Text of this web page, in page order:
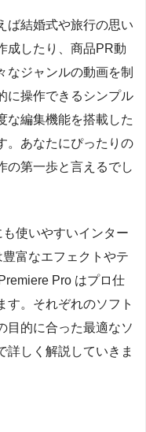
ば結婚式や旅行の思い
成したり、商品PR動
なジャンルの動画を制
に操作できるシンプル
な編集機能を搭載した
。あなたにぴったりの
の第一歩と言えるでし
使いやすいインター
富なエフェクトやテ
Pro はプロ仕
す。それぞれのソフト
目的に合った最適なソ
詳しく解説していきま